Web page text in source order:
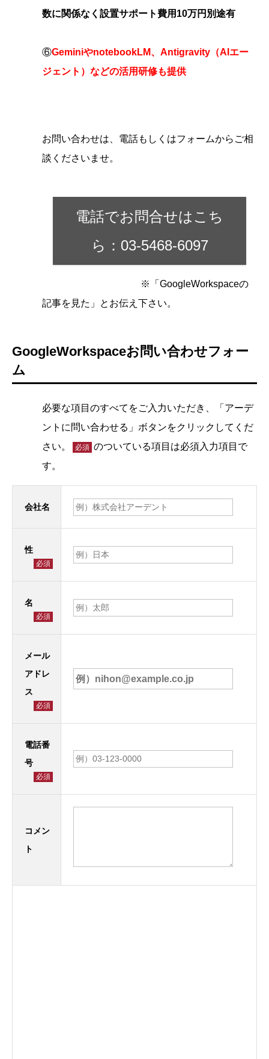
数に関係なく設置サポート費用10万円別途有
⑥GeminiやnotebookLM、Antigravity（AIエー
ジェント）などの活用研修も提供
お問い合わせは、電話もしくはフォームからご相
談くださいませ。
電話でお問合せはこち
ら：03-5468-6097
※「GoogleWorkspaceの
記事を見た」とお伝え下さい。
GoogleWorkspaceお問い合わせフォー
ム
必要な項目のすべてをご入力いただき、「アーデ
ントに問い合わせる」ボタンをクリックしてくだ
さい。
必須 のついている項目は必須入力項目で
す。
会社名
性
必須
名
必須
メール
アドレ
ス
必須
電話番
号
必須
コメン
ト